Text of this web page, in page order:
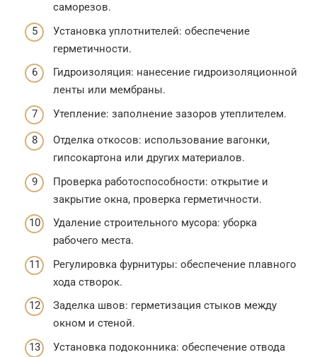
саморезов.
Установка уплотнителей: обеспечение
герметичности.
Гидроизоляция: нанесение гидроизоляционной
ленты или мембраны.
Утепление: заполнение зазоров утеплителем.
Отделка откосов: использование вагонки,
гипсокартона или других материалов.
Проверка работоспособности: открытие и
закрытие окна, проверка герметичности.
Удаление строительного мусора: уборка
рабочего места.
Регулировка фурнитуры: обеспечение плавного
хода створок.
Заделка швов: герметизация стыков между
окном и стеной.
Установка подоконника: обеспечение отвода